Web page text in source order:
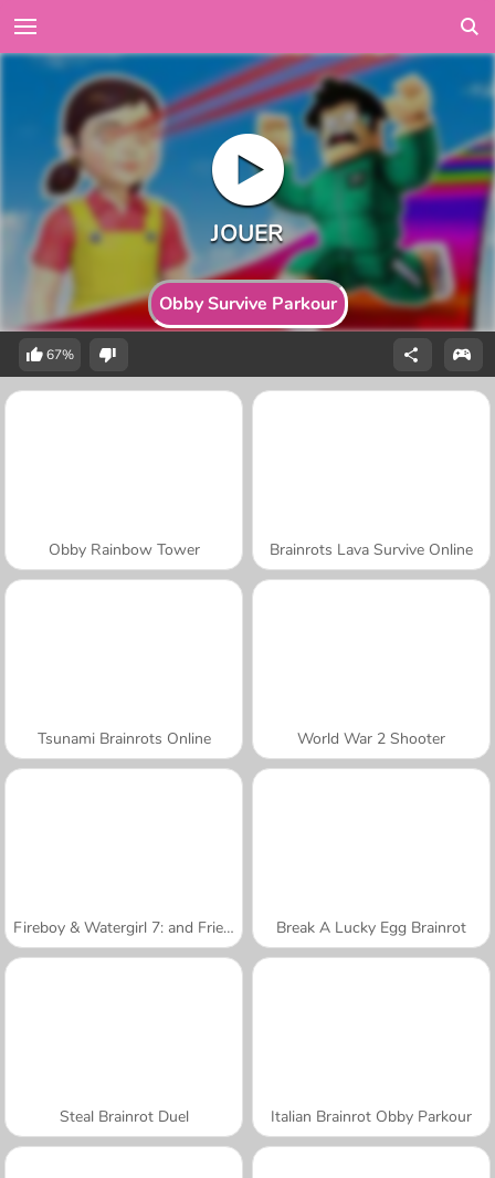
Obby Survive Parkour
67%
Obby Rainbow Tower Brainrots Lava Survive Online
Tsunami Brainrots Online World War 2 Shooter
Fireboy & Watergirl 7: and Friends Break A Lucky Egg Brainrot
Steal Brainrot Duel Italian Brainrot Obby Parkour